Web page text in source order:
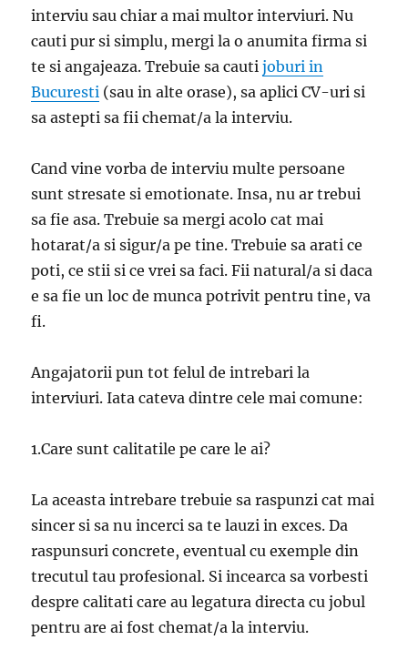
interviu sau chiar a mai multor interviuri. Nu
cauti pur si simplu, mergi la o anumita firma si
te si angajeaza. Trebuie sa cautijoburi in
Bucuresti (sau in alte orase), sa aplici CV-uri si
sa astepti sa fii chemat/a la interviu.
Cand vine vorba de interviu multe persoane
sunt stresate si emotionate. Insa, nu ar trebui
sa fie asa. Trebuie sa mergi acolo cat mai
hotarat/a si sigur/a pe tine. Trebuie sa arati ce
poti, ce stii si ce vrei sa faci. Fii natural/a si daca
e sa fie un loc de munca potrivit pentru tine, va
fi.
Angajatorii pun tot felul de intrebari la
interviuri. Iata cateva dintre cele mai comune:
1.Care sunt calitatile pe care le ai?
La aceasta intrebare trebuie sa raspunzi cat mai
sincer si sa nu incerci sa te lauzi in exces. Da
raspunsuri concrete, eventual cu exemple din
trecutul tau profesional. Si incearca sa vorbesti
despre calitati care au legatura directa cu jobul
pentru are ai fost chemat/a la interviu.